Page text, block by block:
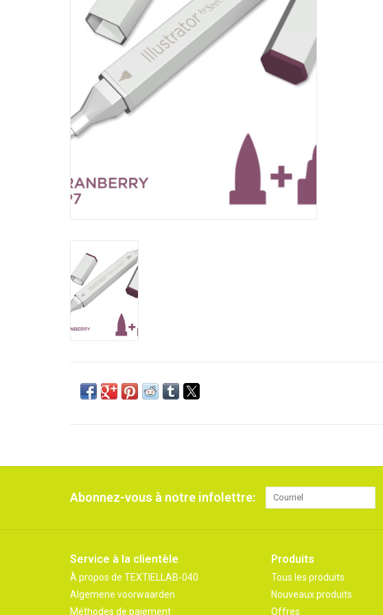
Abonnez-vous à notre infolettre:
Service à la clientèle
À propos de TEXTIELLAB-040
Algemene voorwaarden
Méthodes de paiement
Produits
Tous les produits
Nouveaux produits
Offres